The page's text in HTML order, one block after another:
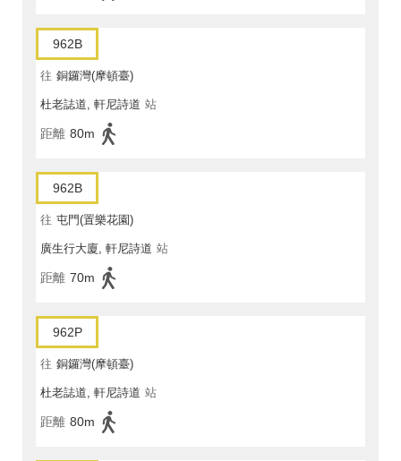
962B
往 銅鑼灣(摩頓臺)
杜老誌道, 軒尼詩道 站
距離 80m
962B
往 屯門(置樂花園)
廣生行大廈, 軒尼詩道 站
距離 70m
962P
往 銅鑼灣(摩頓臺)
杜老誌道, 軒尼詩道 站
距離 80m